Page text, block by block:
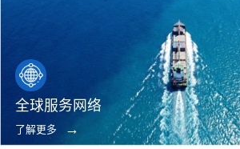
全球服务网络
了解更多